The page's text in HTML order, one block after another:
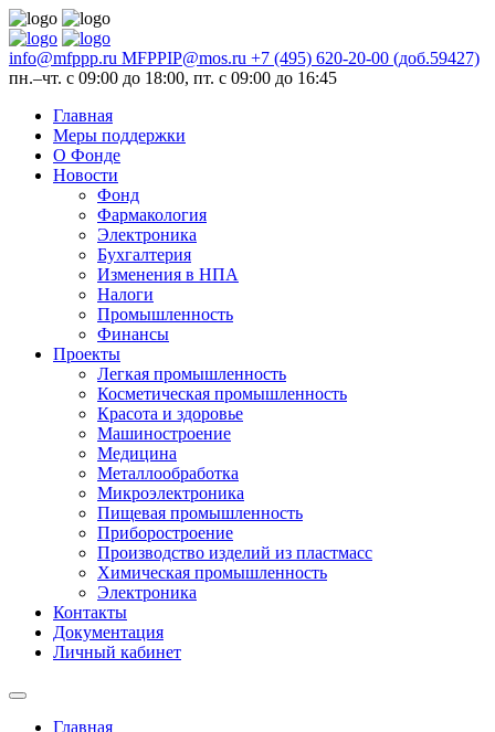
info@mfppp.ru MFPPIP@mos.ru +7 (495) 620-20-00 (доб.59427)
пн.–чт. с 09:00 до 18:00, пт. с 09:00 до 16:45
Главная
Меры поддержки
О Фонде
Новости
Фонд
Фармакология
Электроника
Бухгалтерия
Изменения в НПА
Налоги
Промышленность
Финансы
Проекты
Легкая промышленность
Косметическая промышленность
Красота и здоровье
Машиностроение
Медицина
Металлообработка
Микроэлектроника
Пищевая промышленность
Приборостроение
Производство изделий из пластмасс
Химическая промышленность
Электроника
Контакты
Документация
Личный кабинет
Главная